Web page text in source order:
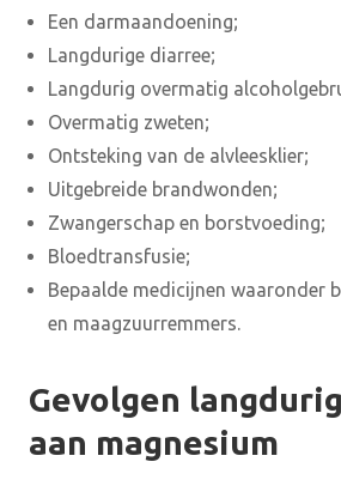
Een darmaandoening;
Langdurige diarree;
Langdurig overmatig
Overmatig zweten;
Ontsteking van de alvleesklier;
Uitgebreide brandwonden;
Zwangerschap en borstvoeding;
Bloedtransfusie;
Bepaalde medicijnen waaronder
en maagzuurremmers.
Gevolgen
aan magnesium